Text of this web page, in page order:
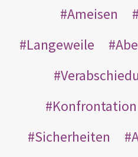
Ameisen
Langeweile
Konfrontation
Sicherheiten